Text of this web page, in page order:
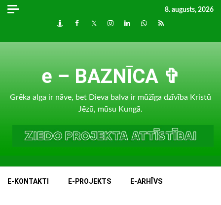
Skip
8. augusts, 2026
DraugiemFacebook
TwitterInstagram
LinkedInwhatsapp
RSS
e – BAZNĪCA ✞
Grēka alga ir nāve, bet Dieva balva ir mūžīga dzīvība Kristū
Jēzū, mūsu Kungā.
E-KONTAKTI E-PROJEKTS E-ARHĪVS